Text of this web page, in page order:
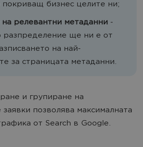
покриващ бизнес целите ни;
на релевантни метаданни -
разпределение ще ни е от
на най-
за страницата метаданни.
и групиране на
позволява максималната
от Search в Google.